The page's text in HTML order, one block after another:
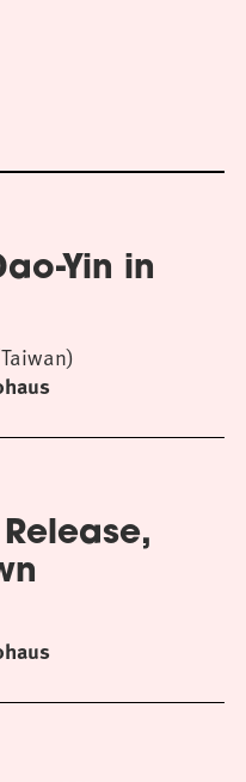
Yin in